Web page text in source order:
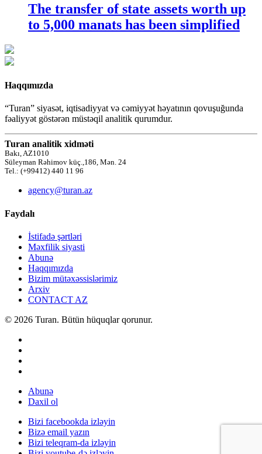
The transfer of state assets worth up
to 5,000 manats has been simplified
Haqqımızda
“Turan” siyasət, iqtisadiyyat və cəmiyyət həyatının qovuşuğunda
fəaliyyət göstərən müstəqil analitik qurumdur.
Turan analitik xidməti
Bakı, AZ1010
Süleyman Rəhimov küç.,186, Mən. 24
Tel.: (+99412) 440 11 96
agency@turan.az
Faydalı
İstifadə şərtləri
Məxfilik siyasti
Abunə
Haqqımızda
Bizim mütəxəssislərimiz
Arxiv
CONTACT AZ
© 2026 Turan. Bütün hüquqlar qorunur.
Abunə
Daxil ol
Bizi facebookda izləyin
Bizə email yazın
Bizi teleqram-da izləyin